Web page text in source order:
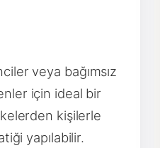
veya bağımsız
için ideal bir
kişilerle
yapılabilir.